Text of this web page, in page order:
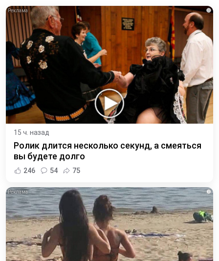
i
15 ч. назад
Ролик длится несколько секунд, а смеяться
вы будете долго
246 54 75
i